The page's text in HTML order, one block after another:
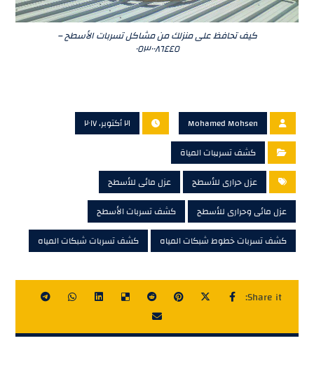
كيف تحافظ على منزلك من مشاكل تسربات الأسطح –
٠٥٣٠٠٨٦٤٤٥
Mohamed Mohsen
٢١ أكتوبر، ٢٠١٧
كشف تسريبات المياة
عزل حرارى للأسطح
عزل مائى للأسطح
عزل مائى وحرارى للأسطح
كشف تسربات الأسطح
كشف تسربات خطوط شبكات المياه
كشف تسربات شبكات المياه